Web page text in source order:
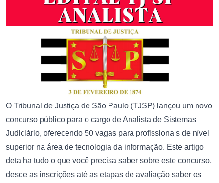
O Tribunal de Justiça de São Paulo (TJSP) lançou um novo
concurso público para o cargo de Analista de Sistemas
Judiciário, oferecendo 50 vagas para profissionais de nível
superior na área de tecnologia da informação. Este artigo
detalha tudo o que você precisa saber sobre este concurso,
desde as inscrições até as etapas de avaliação saber os